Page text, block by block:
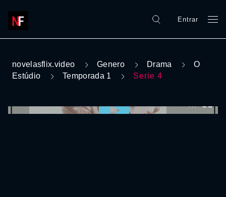
Entrar
novelasflix.video Genero Drama
O
Estúdio
Temporada 1 Serie 4